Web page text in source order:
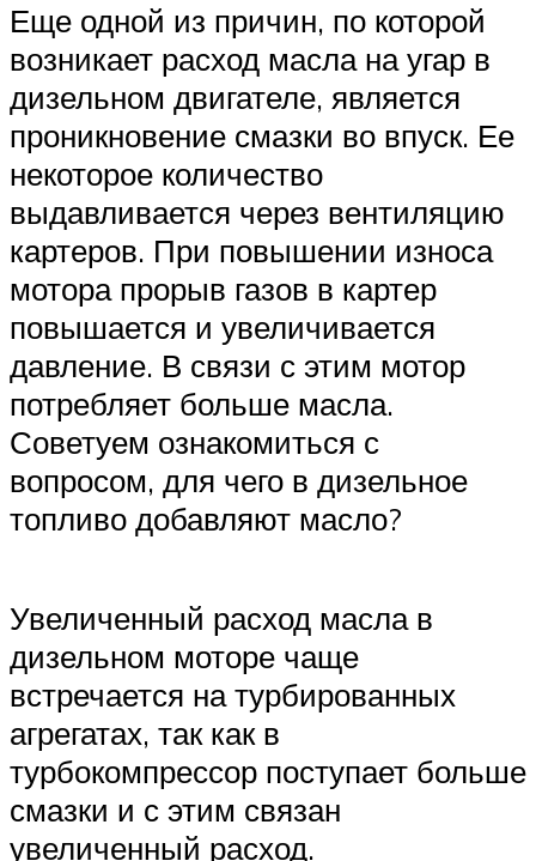
Еще одной из причин, по которой
возникает расход масла на угар в
дизельном двигателе, является
проникновение смазки во впуск. Ее
некоторое количество
выдавливается через вентиляцию
картеров. При повышении износа
мотора прорыв газов в картер
повышается и увеличивается
давление. В связи с этим мотор
потребляет больше масла.
Советуем ознакомиться с
вопросом, для чего в дизельное
топливо добавляют масло?
Увеличенный расход масла в
дизельном моторе чаще
встречается на турбированных
агрегатах, так как в
турбокомпрессор поступает больше
смазки и с этим связан
увеличенный расход.